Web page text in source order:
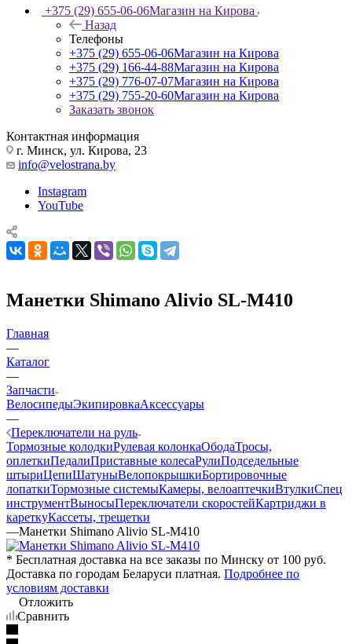
+375 (29) 655-06-06Магазин на Кирова
Назад
Телефоны
+375 (29) 655-06-06Магазин на Кирова
+375 (29) 166-44-88Магазин на Кирова
+375 (29) 776-07-07Магазин на Кирова
+375 (29) 755-20-60Магазин на Кирова
Заказать звонок
Контактная информация
г. Минск, ул. Кирова, 23
info@velostrana.by
Instagram
YouTube
Манетки Shimano Alivio SL-M410
Главная
—
Каталог
—
Запчасти
ВелосипедыЭкипировкаАксессуары
—
Переключатели на руль
Тормозные колодкиРулевая колонкаОбодаТросы,
оплеткиПедалиПриставные колесаРулиПодседельные
штыриЦепиШатуныВелопокрышкиБортировочные
лопаткиТормозные системыКамеры, велоаптечкиВтулкиСпец
инструментВыносыПереключатели скоростейКартриджи в
кареткуКассеты, трещетки
—Манетки Shimano Alivio SL-M410
* Бесплатная доставка на все заказы по Минску от 100 руб.
Доставка по городам Беларуси платная. Подробнее по
условиям доставки
Отложить
Сравнить